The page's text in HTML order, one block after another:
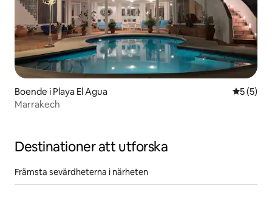
Boende i Playa El Agua 5 av 5 i
5 (5)
Marrakech
Destinationer att utforska
Främsta sevärdheterna i närheten